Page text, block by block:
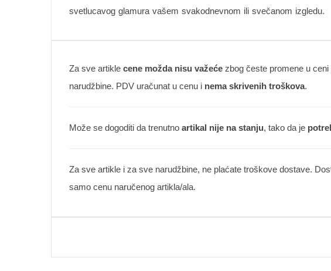
svetlucavog glamura vašem svakodnevnom ili svečanom izgledu.
Za sve artikle cene možda nisu važeće zbog česte promene u
narudžbine. PDV uračunat u cenu i nema skrivenih troškova.
Može se dogoditi da trenutno artikal nije na stanju, tako da je
Za sve artikle i za sve narudžbine, ne plaćate troškove dostave.
samo cenu naručenog artikla/ala.